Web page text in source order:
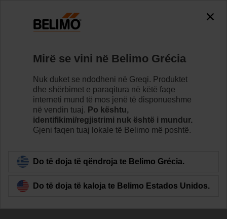
accessing the absolute URL
"https://www.belimo.com/gr/sq_AL/~mgnlArea=outdated~".
https://www.belimo.com/gr/sq_AL/~mgnlArea=outdated~
Sensorë/matës Aksesorë
A-22WP-A11
Back to product category
Mirë se vini në Belimo Grécia
Nuk duket se ndodheni në Greqi. Produktet
dhe shërbimet e paraqitura në këtë faqe
interneti mund të mos jenë të disponueshme
në vendin tuaj. Po kështu,
identifikimi/regjistrimi nuk është i mundur.
Gjeni faqen tuaj lokale të Belimo më poshtë.
Do të doja të qëndroja te Belimo Grécia.
Do të doja të kaloja te Belimo Estados Unidos.